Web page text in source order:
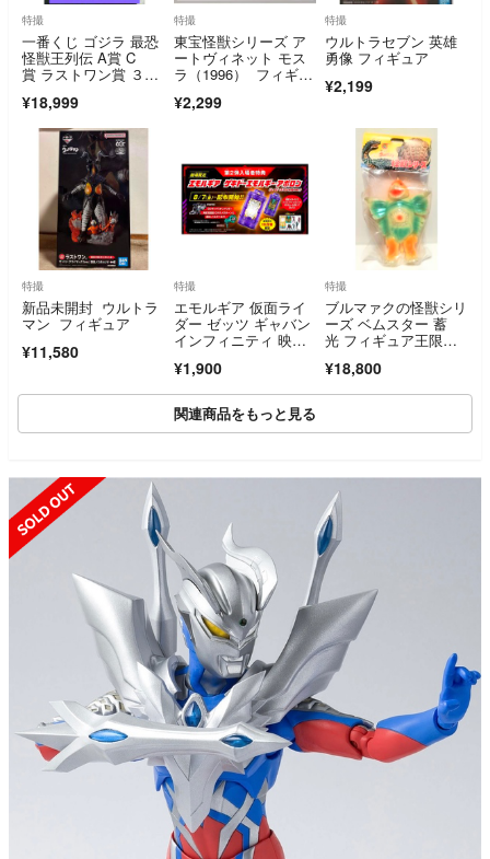
特撮
一番くじ ゴジラ 最恐
怪獣王列伝 A賞 C
賞 ラストワン賞 ３体
¥18,999
特撮
東宝怪獣シリーズ ア
ートヴィネット モス
ラ（1996） フィギュ
¥2,299
特撮
ウルトラセブン 英雄
勇像 フィギュア
¥2,199
特撮
新品未開封 ウルトラ
マン フィギュア
¥11,580
特撮
エモルギア 仮面ライ
ダー ゼッツ ギャバン
インフィニティ 映
ルギー・アポロン ム
ービースペシャル ver.
¥1,900
特撮
ブルマァクの怪獣シリ
ーズ ベムスター 蓄
光 フィギュア王限
封 帰ってきたウルト
ラマン ウルトラマン
¥18,800
関連商品をもっと見る
SOLD OUT